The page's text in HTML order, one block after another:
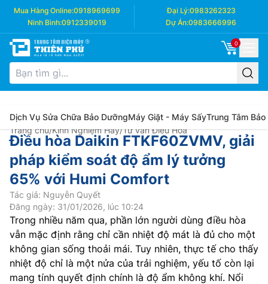
Mua Hàng Online:0918969699 Đại Lý:0983262323
Ninh Bình:0912339019 Dự Án:0983666996
0
Dịch Vụ Sửa Chữa Bảo DưỡngMáy Giặt - Máy SấyTrung Tâm Bảo
Trang chủ/Kinh Nghiệm Hay/Tư vấn Điều Hòa
Điều hòa Daikin FTKF60ZVMV, giải
pháp kiểm soát độ ẩm lý tưởng
65% với Humi Comfort
Tác giả: Nguyễn Quyết
Đăng ngày: 31/01/2026, lúc 10:24
Trong nhiều năm qua, phần lớn người dùng điều hòa
vẫn mặc định rằng chỉ cần nhiệt độ mát là đủ cho một
không gian sống thoải mái. Tuy nhiên, thực tế cho thấy
nhiệt độ chỉ là một nửa của trải nghiệm, yếu tố còn lại
mang tính quyết định chính là độ ẩm không khí. Nổi